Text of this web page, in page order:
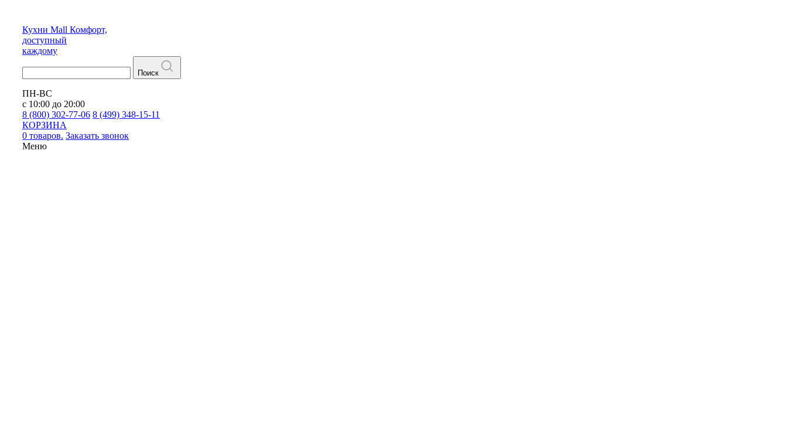
Кухни Mall Комфорт,
доступный
каждому
Поиск
ПН-ВС
с 10:00 до 20:00
8 (800) 302-77-06 8 (499) 348-15-11
КОРЗИНА
0 товаров. Заказать звонок
Меню